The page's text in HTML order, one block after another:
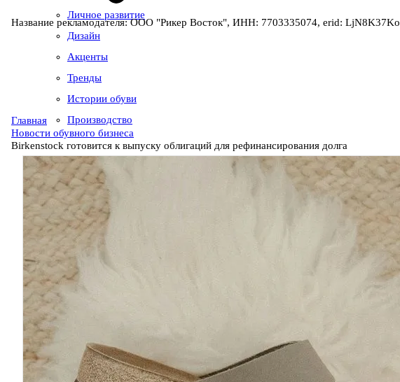
Личное развитие
Дизайн
Акценты
Тренды
Истории обуви
Производство
Название рекламодателя: ООО "Рикер Восток", ИНН: 7703335074, erid: LjN8K37Ko
Главная
Новости обувного бизнеса
Birkenstock готовится к выпуску облигаций для рефинансирования долга